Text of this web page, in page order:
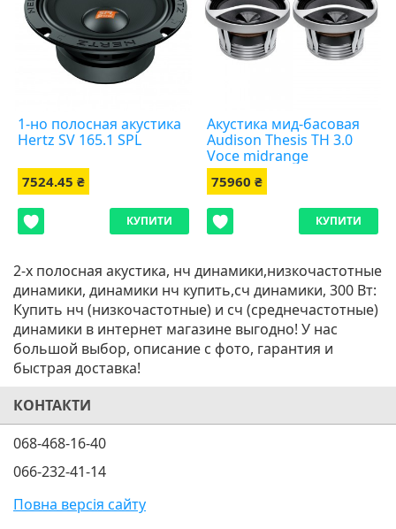
1-но полосная акустика
Hertz SV 165.1 SPL
7524.45 ₴
КУПИТИ
Акустика мид-басовая
Audison Thesis TH 3.0
Voce midrange
75960 ₴
КУПИТИ
2-х полосная акустика, нч динамики,низкочастотные
динамики, динамики нч купить,сч динамики, 300 Вт:
Купить нч (низкочастотные) и сч (среднечастотные)
динамики в интернет магазине выгодно! У нас
большой выбор, описание с фото, гарантия и
быстрая доставка!
КОНТАКТИ
068-468-16-40
066-232-41-14
Повна версія сайту